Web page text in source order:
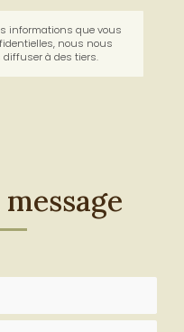
informations que vous
nous nous